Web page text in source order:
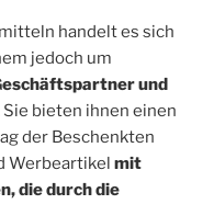
handelt es sich
jedoch um
und
Sie bieten ihnen einen
der Beschenkten
Werbeartikel mit
die durch die